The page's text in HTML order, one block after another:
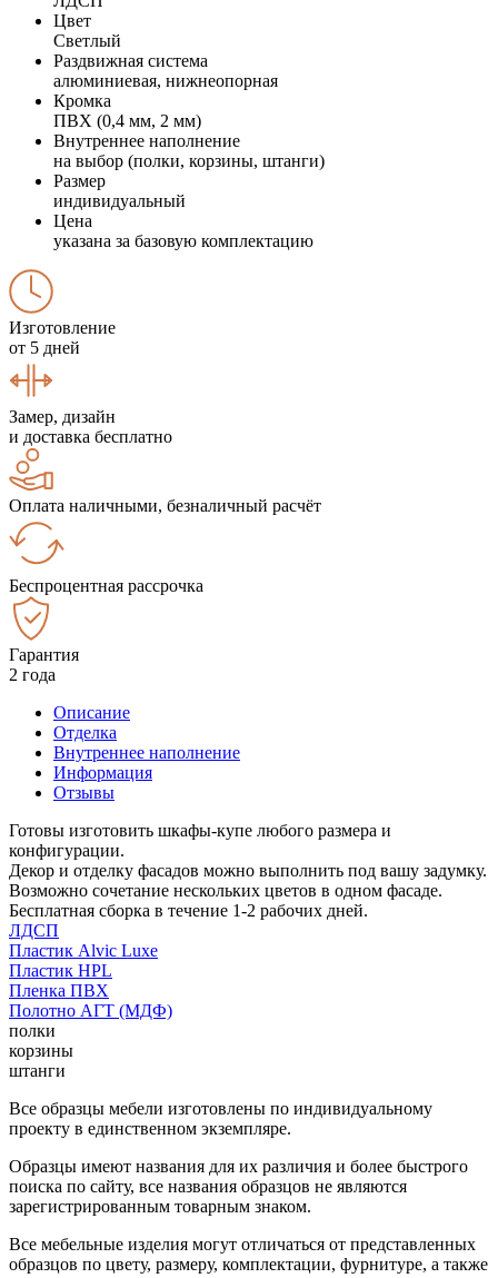
Цвет
Светлый
Раздвижная система
алюминиевая, нижнеопорная
Кромка
ПВХ (0,4 мм, 2 мм)
Внутреннее наполнение
на выбор (полки, корзины, штанги)
Размер
индивидуальный
Цена
указана за базовую комплектацию
Изготовление
от 5 дней
Замер, дизайн
и доставка бесплатно
Оплата наличными, безналичный расчёт
Беспроцентная рассрочка
Гарантия
2 года
Описание
Отделка
Внутреннее наполнение
Информация
Отзывы
Готовы изготовить шкафы-купе любого размера и
конфигурации.
Декор и отделку фасадов можно выполнить под вашу задумку.
Возможно сочетание нескольких цветов в одном фасаде.
Бесплатная сборка в течение 1-2 рабочих дней.
ЛДСП
Пластик Alvic Luxe
Пластик HPL
Пленка ПВХ
Полотно АГТ (МДФ)
полки
корзины
штанги
Все образцы мебели изготовлены по индивидуальному
проекту в единственном экземпляре.
Образцы имеют названия для их различия и более быстрого
поиска по сайту, все названия образцов не являются
зарегистрированным товарным знаком.
Все мебельные изделия могут отличаться от представленных
образцов по цвету, размеру, комплектации, фурнитуре, а также